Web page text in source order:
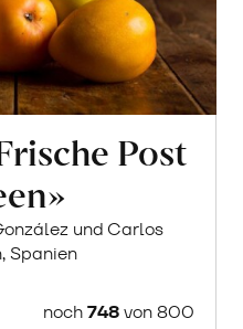
Post
und Carlos
Spanien
noch748von 800